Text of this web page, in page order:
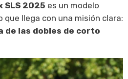
SLS 2025 es un modelo
llega con una misión clara:
de las dobles de corto